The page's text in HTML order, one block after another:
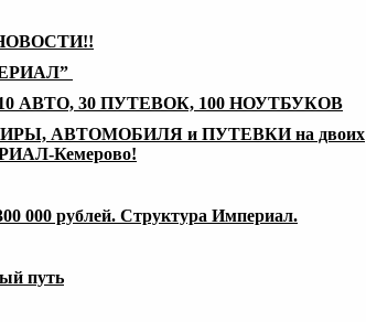
АВТО, 30 ПУТЕВОК, 100 НОУТБУКОВ
АВТОМОБИЛЯ и ПУТЕВКИ на двоих
Кемерово!
000 рублей. Структура Империал.
путь